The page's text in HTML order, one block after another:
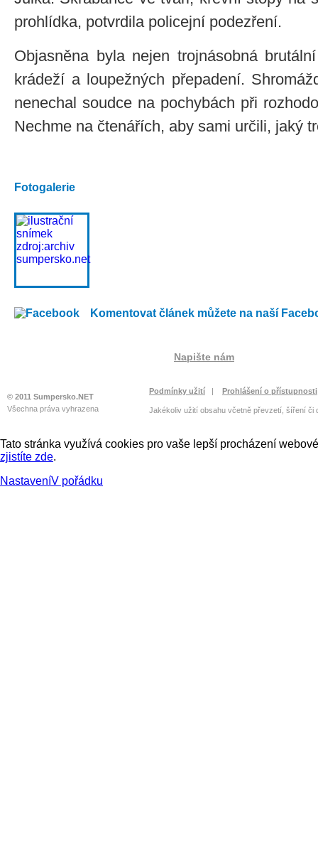
prohlídka, potvrdila policejní podezření.
Objasněna byla nejen trojnásobná
krádeží a loupežných přepadení.
nenechal soudce na pochybách při
Nechme na čtenářích, aby sami určili, jaký
Fotogalerie
Komentovat článek můžete na naší
© 2011 Sumpersko.NET
Všechna práva vyhrazena
Napište nám
Podmínky užití | Prohlášení o přístupnosti
Jakékoliv užití obsahu včetně převzetí, šíření či
Tato stránka využívá cookies pro vaše lepší procházení
zjistíte zde.
NastaveníV pořádku